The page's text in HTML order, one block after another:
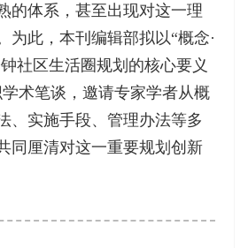
的体系，甚至出现对这一理
为此，本刊编辑部拟以“概念·
社区生活圈规划的核心要义
术笔谈，邀请专家学者从概
、实施手段、管理办法等多
同厘清对这一重要规划创新